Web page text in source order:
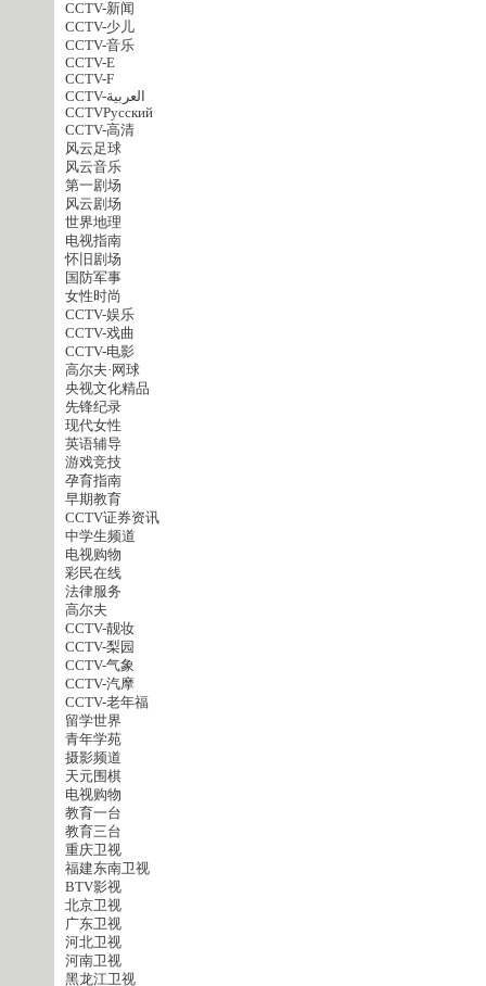
CCTV-新闻
CCTV-少儿
CCTV-音乐
CCTV-E
CCTV-F
CCTV-العربية
CCTVPусский
CCTV-高清
风云足球
风云音乐
第一剧场
风云剧场
世界地理
电视指南
怀旧剧场
国防军事
女性时尚
CCTV-娱乐
CCTV-戏曲
CCTV-电影
高尔夫·网球
央视文化精品
先锋纪录
现代女性
英语辅导
游戏竞技
孕育指南
早期教育
CCTV证券资讯
中学生频道
电视购物
彩民在线
法律服务
高尔夫
CCTV-靓妆
CCTV-梨园
CCTV-气象
CCTV-汽摩
CCTV-老年福
留学世界
青年学苑
摄影频道
天元围棋
电视购物
教育一台
教育三台
重庆卫视
福建东南卫视
BTV影视
北京卫视
广东卫视
河北卫视
河南卫视
黑龙江卫视